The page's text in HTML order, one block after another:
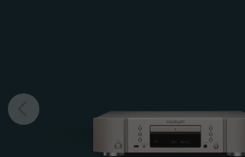
Précédent